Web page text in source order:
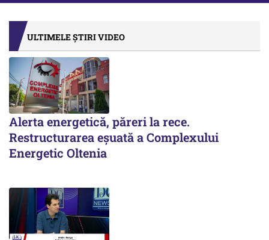
ULTIMELE ȘTIRI VIDEO
Alerta energetică, păreri la rece.
Restructurarea eșuată a Complexului
Energetic Oltenia